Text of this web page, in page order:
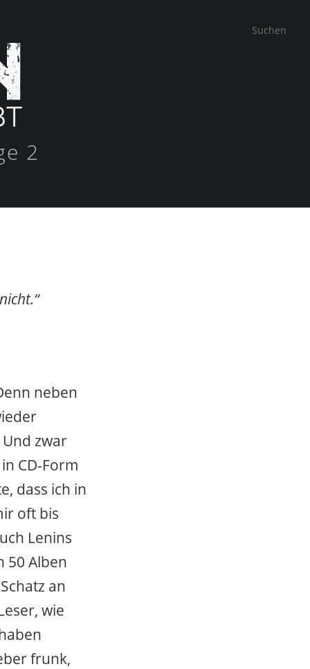
2
neben
zwar
CD-Form
dass ich in
oft bis
Lenins
50 Alben
an
wie
frunk,